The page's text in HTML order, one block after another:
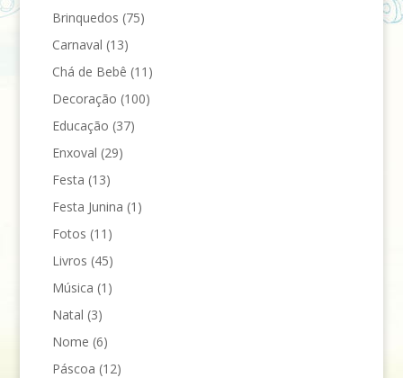
Brinquedos (75)
Carnaval (13)
Chá de Bebê (11)
Decoração (100)
Educação (37)
Enxoval (29)
Festa (13)
Festa Junina (1)
Fotos (11)
Livros (45)
Música (1)
Natal (3)
Nome (6)
Páscoa (12)